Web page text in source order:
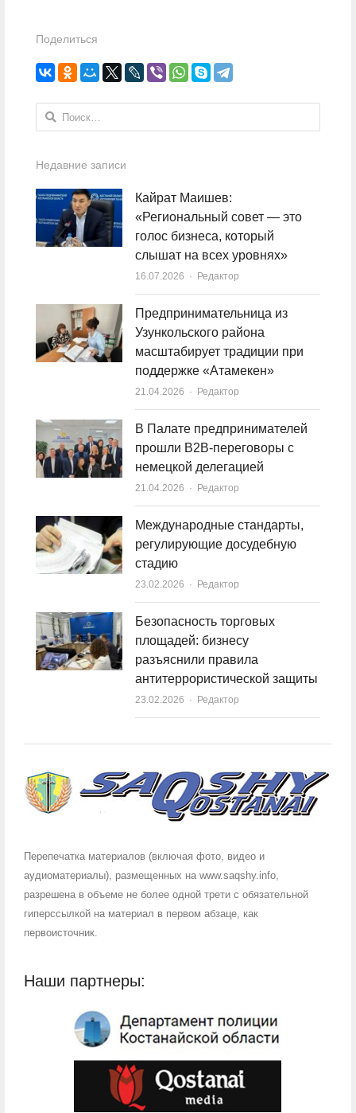
Поделиться
Найти:
Недавние записи
Кайрат Маишев:
«Региональный совет — это
голос бизнеса, который
слышат на всех уровнях»
16.07.2026 Author
Редактор
Предпринимательница из
Узункольского района
масштабирует традиции при
поддержке «Атамекен»
21.04.2026 Author
Редактор
В Палате предпринимателей
прошли B2B-переговоры с
немецкой делегацией
21.04.2026 Author
Редактор
Международные стандарты,
регулирующие досудебную
стадию
23.02.2026 Author
Редактор
Безопасность торговых
площадей: бизнесу
разъяснили правила
антитеррористической защиты
23.02.2026 Author
Редактор
Перепечатка материалов (включая фото, видео и
аудиоматериалы), размещенных на www.saqshy.info,
разрешена в объеме не более одной трети с обязательной
гиперссылкой на материал в первом абзаце, как
первоисточник.
Наши партнеры: